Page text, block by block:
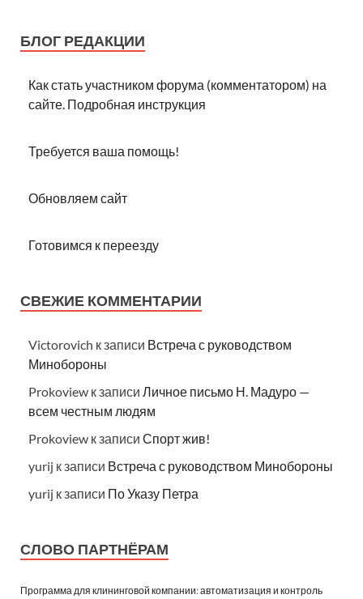
БЛОГ РЕДАКЦИИ
Как стать участником форума (комментатором) на
сайте. Подробная инструкция
Требуется ваша помощь!
Обновляем сайт
Готовимся к переезду
СВЕЖИЕ КОММЕНТАРИИ
Victorovich к записи Встреча с руководством
Минобороны
Prokoview к записи Личное письмо Н. Мадуро —
всем честным людям
Prokoview к записи Спорт жив!
yurij к записи Встреча с руководством Минобороны
yurij к записи По Указу Петра
СЛОВО ПАРТНЁРАМ
Программа для клининговой компании: автоматизация и контроль